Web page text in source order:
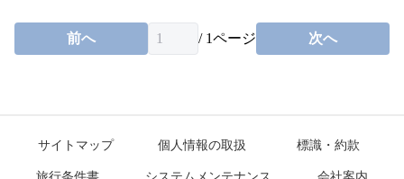
前へ / 1ページ 次へ
サイトマップ 個人情報の取扱 標識・約款